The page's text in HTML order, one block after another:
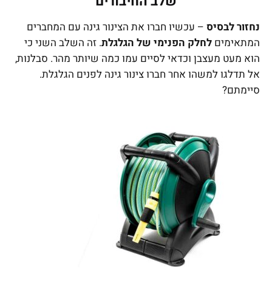
נחזור לבסיס – עכשיו חברו את הצינור גינה עם המחברים
המתאימים לחלק הפנימי של הגלגלת. זה השלב השני כי
הוא מעט מעצבן וכדאי לסיים עמו כמה שיותר מהר. סבלנות,
אל תדלגו למשהו אחר חברו צינור גינה לפנים הגלגלת.
סיימתם?